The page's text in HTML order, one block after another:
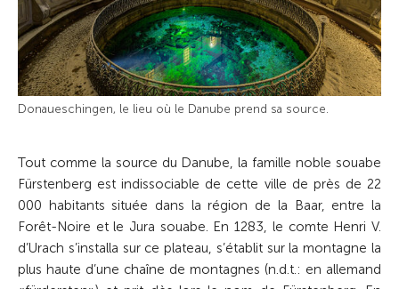
Donaueschingen, le lieu où le Danube prend sa source.
Tout comme la source du Danube, la famille noble souabe
Fürstenberg est indissociable de cette ville de près de 22
000 habitants située dans la région de la Baar, entre la
Forêt-Noire et le Jura souabe. En 1283, le comte Henri V.
d’Urach s’installa sur ce plateau, s’établit sur la montagne la
plus haute d’une chaîne de montagnes (n.d.t.: en allemand